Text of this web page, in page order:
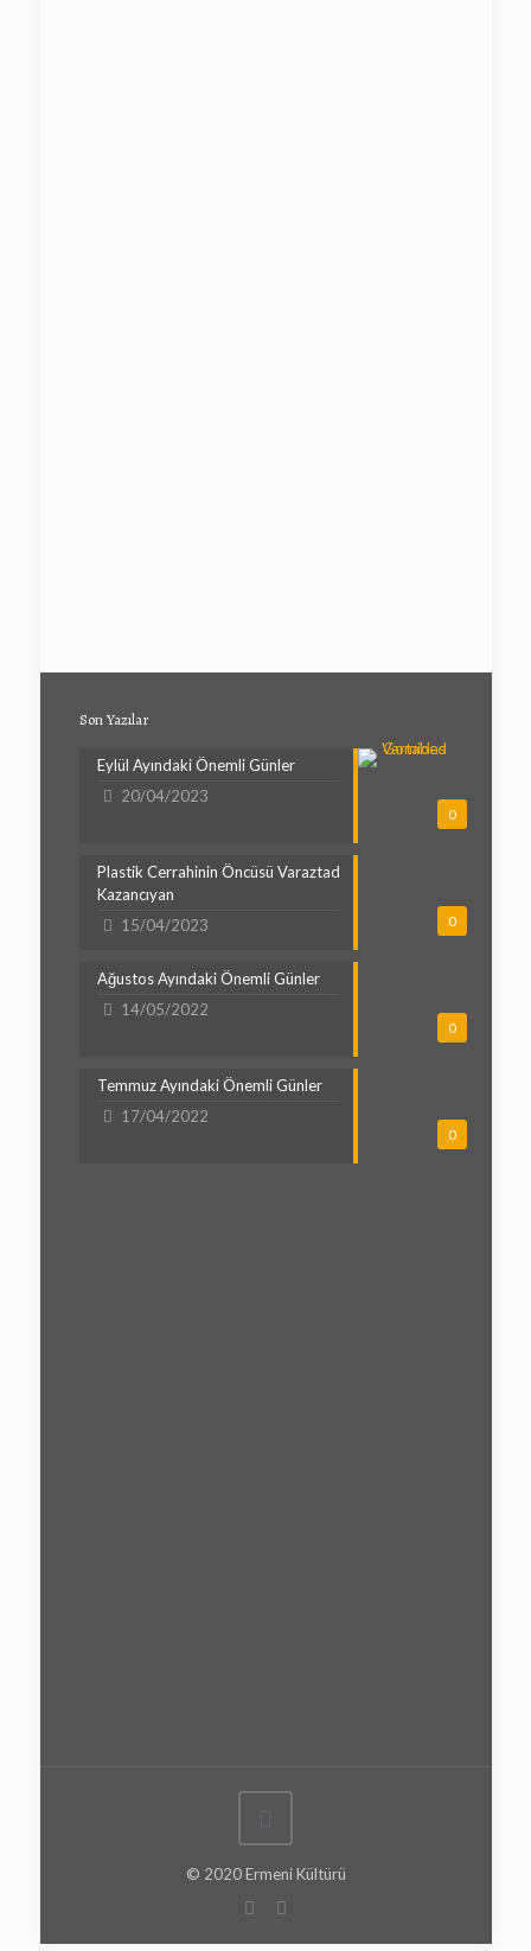
Son Yazılar
0
Eylül Ayındaki Önemli Günler
20/04/2023
0
Plastik Cerrahinin Öncüsü Varaztad
Kazancıyan
15/04/2023
0
Ağustos Ayındaki Önemli Günler
14/05/2022
0
Temmuz Ayındaki Önemli Günler
17/04/2022
© 2020 Ermeni Kültürü